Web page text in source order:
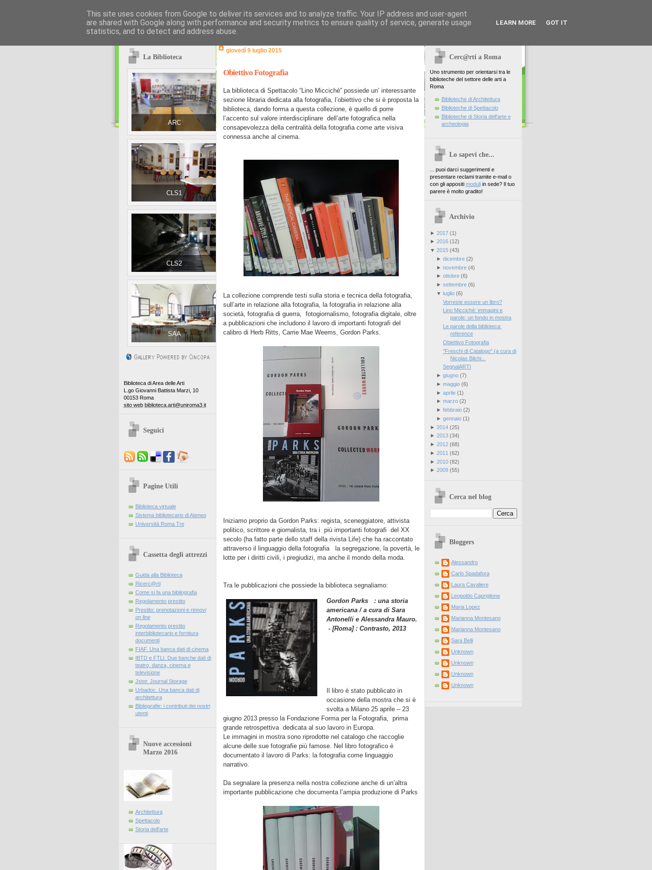
La Biblioteca
ARC
CLS1
CLS2
SAA
Biblioteca di Area delle Arti
L.go Giovanni Battista Marzi, 10
00153 Roma
sito web biblioteca.arti@uniroma3.it
Seguici
Pagine Utili
Biblioteca virtuale
Sistema bibliotecario di Ateneo
Università Roma Tre
Cassetta degli attrezzi
Guida alla Biblioteca
Ricerc@rti
Come si fa una bibliografia
Regolamento prestito
Prestito: prenotazioni e rinnovi
on line
Regolamento prestito
interbibliotecario e fornitura
documenti
FIAF. Una banca dati di cinema
IBTD e FTLI. Due banche dati di
teatro, danza, cinema e
televisione
Jstor. Journal Storage
Urbadoc. Una banca dati di
architettura
Bibliografie: i contributi dei nostri
utenti
Nuove accessioni
Marzo 2016
Architettura
Spettacolo
Storia dell'arte
giovedì 9 luglio 2015
Obiettivo Fotografia
La biblioteca di Spettacolo “Lino Miccichè” possiede un’ interessante
sezione libraria dedicata alla fotografia, l’obiettivo che si è proposta la
biblioteca, dando forma a questa collezione, è quello di porre
l’accento sul valore interdisciplinare dell’arte fotografica nella
consapevolezza della centralità della fotografia come arte visiva
connessa anche al cinema.
La collezione comprende testi sulla storia e tecnica della fotografia,
sull’arte in relazione alla fotografia, la fotografia in relazione alla
società, fotografia di guerra,
fotogiornalismo, fotografia digitale, oltre
a pubblicazioni che includono il lavoro di importanti fotografi del
calibro di Herb Ritts, Carrie Mae Weems, Gordon Parks.
Iniziamo proprio da Gordon Parks: regista, sceneggiatore, attivista
politico, scrittore e giornalista, tra i più importanti fotografi del XX
secolo (ha fatto parte dello staff della rivista Life) che ha raccontato
attraverso il linguaggio della fotografia
la segregazione, la povertà, le
lotte per i diritti civili, i pregiudizi, ma anche il mondo della moda.
Tra le pubblicazioni che possiede la biblioteca segnaliamo:
Gordon Parks : una storia
americana / a cura di Sara
Antonelli e Alessandra Mauro.
- [Roma] : Contrasto, 2013
Il libro è stato pubblicato in
occasione della mostra che si è
svolta a Milano 25 aprile – 23
giugno 2013 presso la Fondazione Forma per la Fotografia,
prima
grande retrospettiva dedicata al suo lavoro in Europa.
Le immagini in mostra sono riprodotte nel catalogo che raccoglie
alcune delle sue fotografie più famose. Nel libro fotografico è
documentato il lavoro di Parks: la fotografia come linguaggio
narrativo.
Da segnalare la presenza nella nostra collezione anche di un’altra
importante pubblicazione che documenta l’ampia produzione di Parks
Cerc@rti a Roma
Uno strumento per orientarsi tra le
biblioteche del settore delle arti a
Roma
Biblioteche di Architettura
Biblioteche di Spettacolo
Biblioteche di Storia dell'arte e
archeologia
Lo sapevi che...
... puoi darci suggerimenti e
presentare reclami tramite e-mail o
con gli appositi moduliin sede? Il tuo
parere è molto gradito!
Archivio
► 2017(1)
► 2016(12)
▼ 2015(43)
► dicembre(2)
► novembre(4)
► ottobre(6)
► settembre(6)
▼ luglio(6)
Vorreste essere un libro?
Lino Miccichè: immagini e
parole: un fondo in mostra
Le parole della biblioteca:
reference
Obiettivo Fotografia
"Freschi di Catalogo" (a cura di
Nicolas Bilchi...
SegnalARTI
► giugno(7)
► maggio(6)
► aprile(1)
► marzo(2)
► febbraio(2)
► gennaio(1)
► 2014(25)
► 2013(34)
► 2012(68)
► 2011 (62)
► 2010(82)
► 2009(55)
Cerca nel blog
Bloggers
Alessandro
Carlo Spadafora
Laura Cavaliere
Leopoldo Capriglione
Maria Lopez
Marianna Montesano
Marianna Montesano
Sara Belli
Unknown
Unknown
Unknown
Unknown
This site uses cookies from Google to deliver its services and to analyze traffic. Your IP address and user-agent
are shared with Google along with performance and security metrics to ensure quality of service, generate usage
statistics, and to detect and address abuse.
LEARN MORE GOT IT